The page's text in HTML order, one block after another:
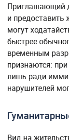
Приглашающий
и предоставить
могут
быстрее
временным
признаются:
лишь ради
нарушителей
Вид на